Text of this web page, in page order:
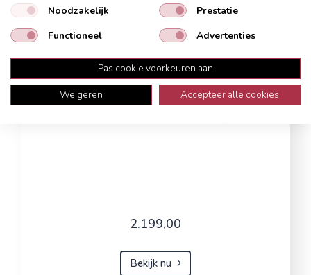
2.199,00
Bekijk nu
Noodzakelijk
Prestatie
Functioneel
Advertenties
Pas cookie voorkeuren aan
Weigeren
Accepteer alle cookies